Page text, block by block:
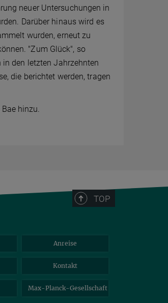
neuer Untersuchungen in
Darüber hinaus wird es
wurden, erneut zu
"Zum Glück", so
den letzten Jahrzehnten
die berichtet werden, tragen
hinzu.
TOP
Anreise
Kontakt
Max-Planck-Gesellschaft